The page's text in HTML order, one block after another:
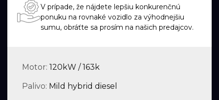
V prípade, že nájdete lepšiu konkurenčnú
ponuku na rovnaké vozidlo za výhodnejšiu
sumu, obráťte sa prosím na našich predajcov.
Motor: 120kW / 163k
Palivo: Mild hybrid diesel